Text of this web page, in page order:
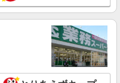
円 ※経験・能力・資格等
加算含む 〇時間外勤務手当
夜勤手当 〇深夜勤務手当 〇
早朝7:00〜8:00/夜間18:00〜
ス千葉穴川 千葉県千葉市稲
詳細を見る